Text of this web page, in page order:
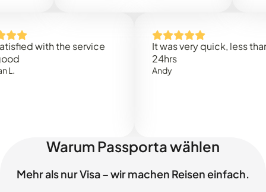
with the service
It was very quick, less than
Warum Passporta wählen
Mehr als nur Visa – wir machen Reisen einfach.